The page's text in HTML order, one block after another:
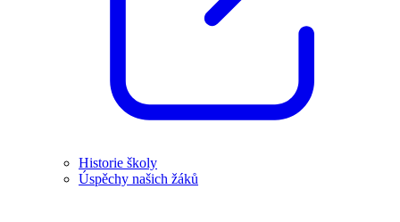
Historie školy
Úspěchy našich žáků